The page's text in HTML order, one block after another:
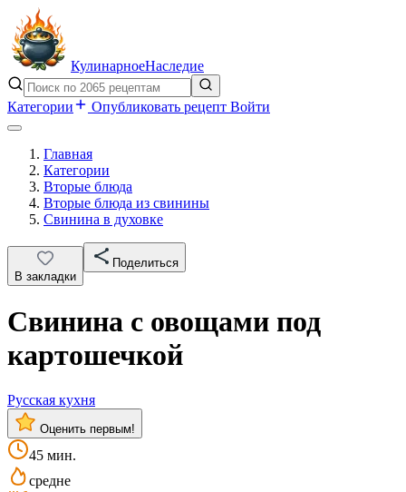
КулинарноеНаследие
Категории Опубликовать рецепт Войти
Главная
Категории
Вторые блюда
Вторые блюда из свинины
Свинина в духовке
В закладки
Поделиться
Свинина с овощами под
картошечкой
Русская кухня
Оценить первым!
45 мин.
средне